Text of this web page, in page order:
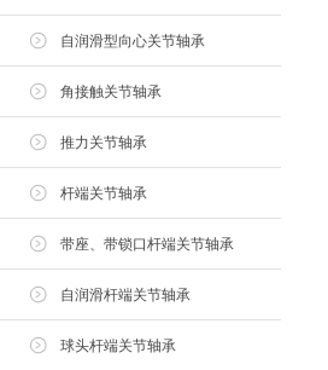
自润滑型向心关节轴承
角接触关节轴承
推力关节轴承
杆端关节轴承
带座、带锁口杆端关节轴承
自润滑杆端关节轴承
球头杆端关节轴承